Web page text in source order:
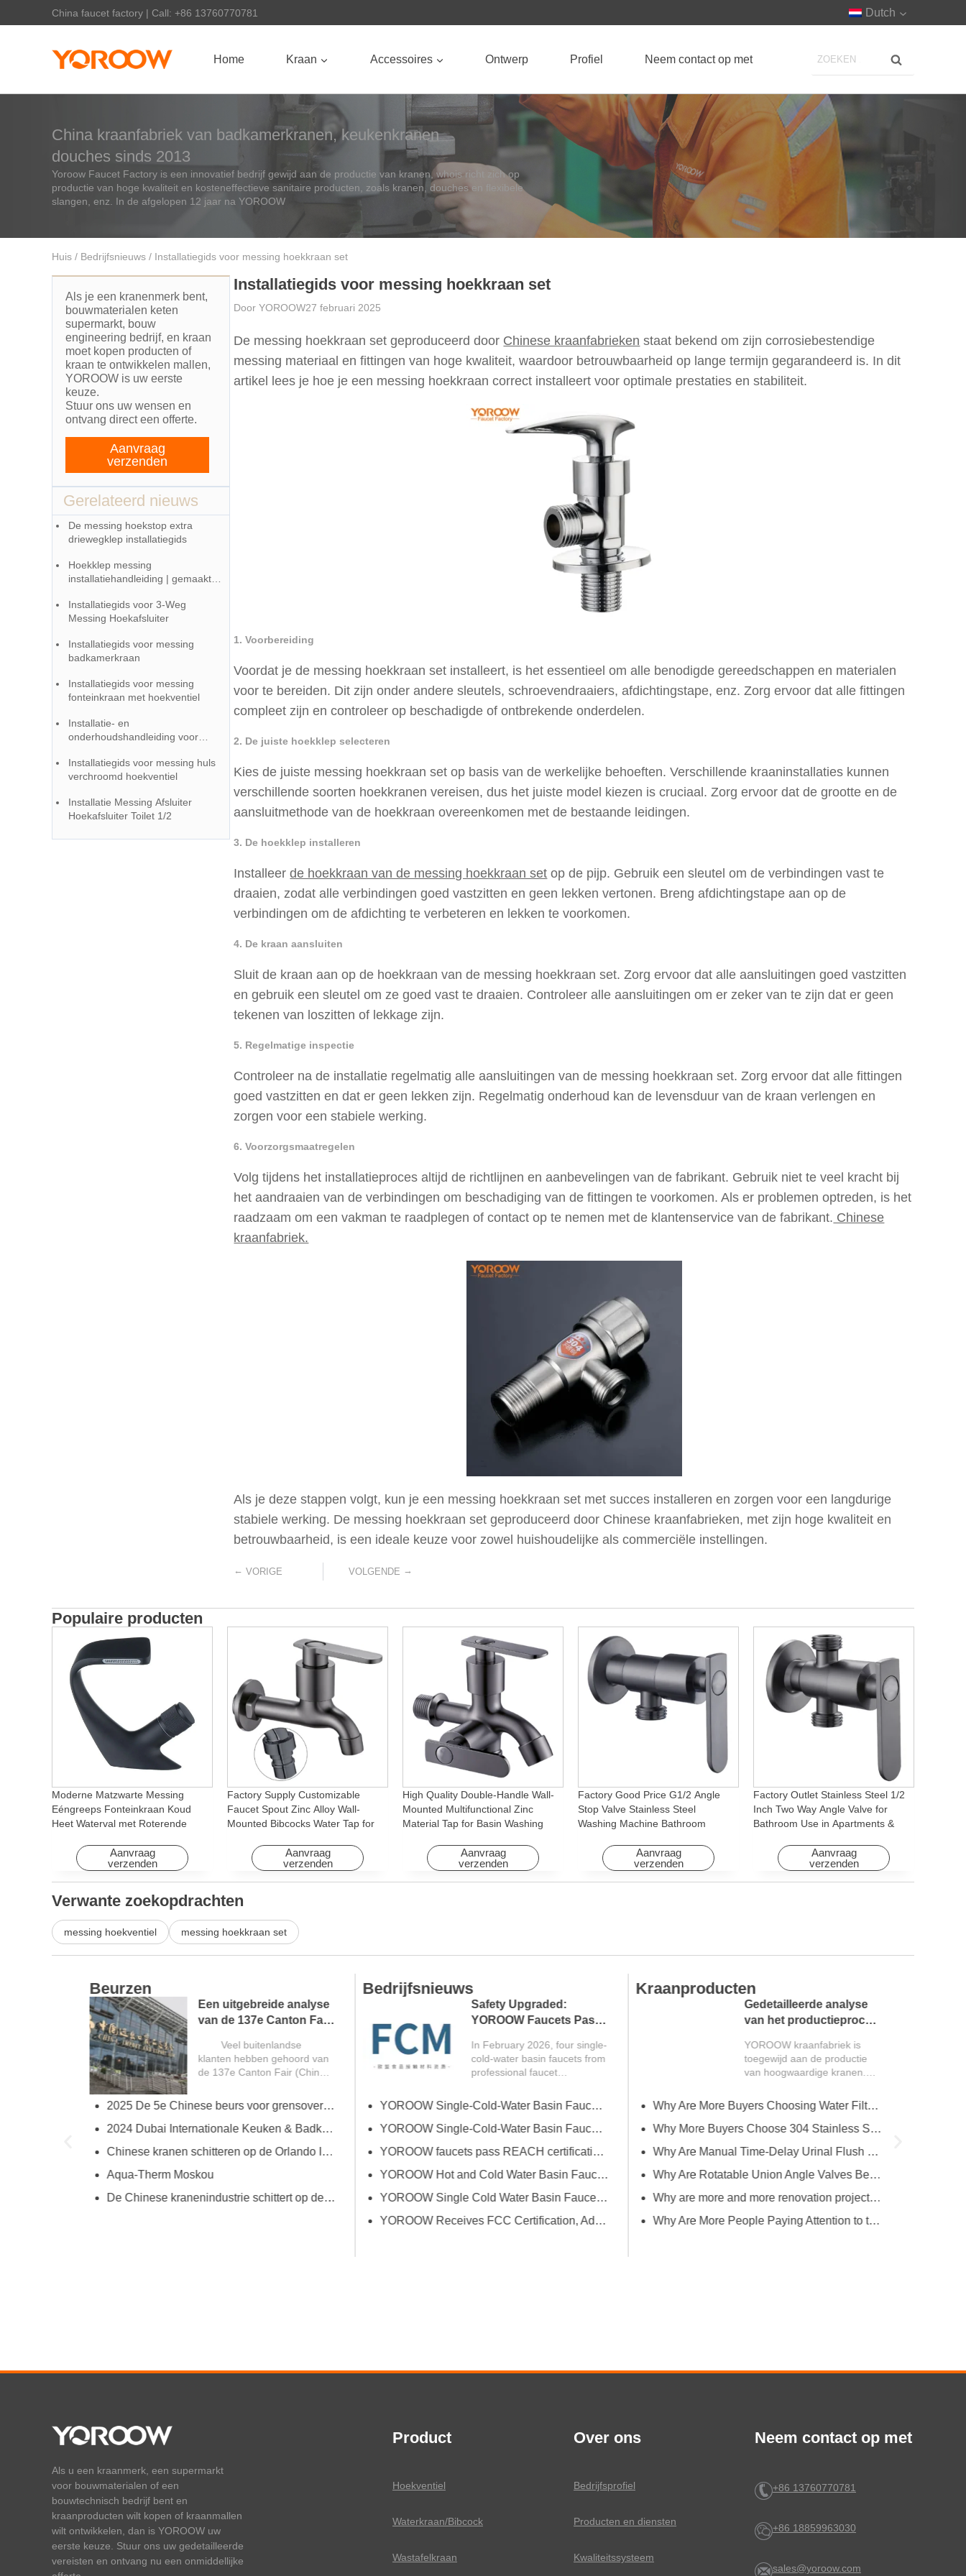
China faucet factory | Call: +86 13760770781 Dutch
Home Kraan Accessoires Ontwerp Profiel Neem contact op met
China kraanfabriek van badkamerkranen, keukenkranen
douches sinds 2013
Yoroow Faucet Factory is een innovatief bedrijf gewijd aan de productie van kranen, whois richt zich op
productie van hoge kwaliteit en kosteneffectieve sanitaire producten, zoals kranen, douches en flexibele
slangen, enz. In de afgelopen 12 jaar na YOROOW
Huis / Bedrijfsnieuws / Installatiegids voor messing hoekkraan set
Als je een kranenmerk bent,
bouwmaterialen keten
supermarkt, bouw
engineering bedrijf, en kraan
moet kopen producten of
kraan te ontwikkelen mallen,
YOROOW is uw eerste
keuze.
Stuur ons uw wensen en
ontvang direct een offerte.
Aanvraag
verzenden
Gerelateerd nieuws
De messing hoekstop extra
driewegklep installatiegids
Hoekklep messing
installatiehandleiding | gemaakt
Installatiegids voor 3-Weg
Messing Hoekafsluiter
Installatiegids voor messing
badkamerkraan
Installatiegids voor messing
fonteinkraan met hoekventiel
Installatie- en
onderhoudshandleiding voor
Installatiegids voor messing huls
verchroomd hoekventiel
Installatie Messing Afsluiter
Hoekafsluiter Toilet 1/2
Installatiegids voor messing hoekkraan set
Door YOROOW27 februari 2025
De messing hoekkraan set geproduceerd door Chinese kraanfabrieken staat bekend om zijn corrosiebestendige
messing materiaal en fittingen van hoge kwaliteit, waardoor betrouwbaarheid op lange termijn gegarandeerd is. In dit
artikel lees je hoe je een messing hoekkraan correct installeert voor optimale prestaties en stabiliteit.
1. Voorbereiding
Voordat je de messing hoekkraan set installeert, is het essentieel om alle benodigde gereedschappen en materialen
voor te bereiden. Dit zijn onder andere sleutels, schroevendraaiers, afdichtingstape, enz. Zorg ervoor dat alle fittingen
compleet zijn en controleer op beschadigde of ontbrekende onderdelen.
2. De juiste hoekklep selecteren
Kies de juiste messing hoekkraan set op basis van de werkelijke behoeften. Verschillende kraaninstallaties kunnen
verschillende soorten hoekkranen vereisen, dus het juiste model kiezen is cruciaal. Zorg ervoor dat de grootte en de
aansluitmethode van de hoekkraan overeenkomen met de bestaande leidingen.
3. De hoekklep installeren
Installeerde hoekkraan van de messing hoekkraan set op de pijp. Gebruik een sleutel om de verbindingen vast te
draaien, zodat alle verbindingen goed vastzitten en geen lekken vertonen. Breng afdichtingstape aan op de
verbindingen om de afdichting te verbeteren en lekken te voorkomen.
4. De kraan aansluiten
Sluit de kraan aan op de hoekkraan van de messing hoekkraan set. Zorg ervoor dat alle aansluitingen goed vastzitten
en gebruik een sleutel om ze goed vast te draaien. Controleer alle aansluitingen om er zeker van te zijn dat er geen
tekenen van loszitten of lekkage zijn.
5. Regelmatige inspectie
Controleer na de installatie regelmatig alle aansluitingen van de messing hoekkraan set. Zorg ervoor dat alle fittingen
goed vastzitten en dat er geen lekken zijn. Regelmatig onderhoud kan de levensduur van de kraan verlengen en
zorgen voor een stabiele werking.
6. Voorzorgsmaatregelen
Volg tijdens het installatieproces altijd de richtlijnen en aanbevelingen van de fabrikant. Gebruik niet te veel kracht bij
het aandraaien van de verbindingen om beschadiging van de fittingen te voorkomen. Als er problemen optreden, is het
raadzaam om een vakman te raadplegen of contact op te nemen met de klantenservice van de fabrikant. Chinese
kraanfabriek.
Als je deze stappen volgt, kun je een messing hoekkraan set met succes installeren en zorgen voor een langdurige
stabiele werking. De messing hoekkraan set geproduceerd door Chinese kraanfabrieken, met zijn hoge kwaliteit en
betrouwbaarheid, is een ideale keuze voor zowel huishoudelijke als commerciële instellingen.
← VORIGE VOLGENDE →
Populaire producten
Moderne Matzwarte Messing
Eéngreeps Fonteinkraan Koud
Heet Waterval met Roterende
Appartement Aanvraag
verzenden
Factory Supply Customizable
Faucet Spout Zinc Alloy Wall-
Mounted Bibcocks Water Tap for
Aanvraag
verzenden
High Quality Double-Handle Wall-
Mounted Multifunctional Zinc
Material Tap for Basin Washing
Aanvraag
verzenden
Factory Good Price G1/2 Angle
Stop Valve Stainless Steel
Washing Machine Bathroom
Hotels
Aanvraag
verzenden
Factory Outlet Stainless Steel 1/2
Inch Two Way Angle Valve for
Bathroom Use in Apartments &
Aanvraag
verzenden
Verwante zoekopdrachten
messing hoekventiel messing hoekkraan set
Beurzen
Een uitgebreide analyse
van de 137e Canton Fair
buitenlandse kopers
Veel buitenlandse
klanten hebben gehoord van
de 137e Canton Fair (China
2025 De 5e Chinese beurs voor grensoverschrijdende e-commerce (lente)
2024 Dubai Internationale Keuken & Badkamer Tentoonstelling
Chinese kranen schitteren op de Orlando International Kitchen & Bath Industrial Supplies Expo
Aqua-Therm Moskou
De Chinese kranenindustrie schittert op de Canton Fair met innovatie en kwaliteit
Bedrijfsnieuws
Safety Upgraded:
YOROOW Faucets Pass
In February 2026, four single-
cold-water basin faucets from
professional faucet
successfully passed FCM
(Food Contact Materials)...
YOROOW Single-Cold-Water Basin Faucets Pass RSL Restricted Substances List Screening
YOROOW Single-Cold-Water Basin Faucets Pass COA Testing, Further Enhancing International Compliance System
YOROOW faucets pass REACH certification, ensuring environmental friendliness and safety.
YOROOW Hot and Cold Water Basin Faucets Pass FDA Food Contact Material Compliance Test
YOROOW Single Cold Water Basin Faucets Successfully Pass GPSR Certification
YOROOW Receives FCC Certification, Adding Authoritative Guarantee to its Deepening Reach in the South American Market
Kraanproducten
Gedetailleerde analyse
van het productieproces
YOROOW kraanfabriek is
toegewijd aan de productie
van hoogwaardige kranen.
omvat meerdere...
Why Are More Buyers Choosing Water Filter Faucets for Modern Kitchens?
Why More Buyers Choose 304 Stainless Steel Kitchen Faucets from China Manufacturers
Why Are Manual Time-Delay Urinal Flush Valves Still Preferred in Public Restrooms?
Why Are Rotatable Union Angle Valves Better for Hotels and Apartment Projects?
Why are more and more renovation projects upgrading to longer 304 stainless steel outdoor faucets?
Why Are More People Paying Attention to the Material and Hygiene of Beverage Barrel Faucets?
Als u een kraanmerk, een supermarkt
voor bouwmaterialen of een
bouwtechnisch bedrijf bent en
kraanproducten wilt kopen of kraanmallen
wilt ontwikkelen, dan is YOROOW uw
eerste keuze. Stuur ons uw gedetailleerde
vereisten en ontvang nu een onmiddellijke
Product
Hoekventiel
Waterkraan/Bibcock
Wastafelkraan
Over ons
Bedrijfsprofiel
Producten en diensten
Kwaliteitssysteem
Neem contact op met
+86 13760770781
+86 18859963030
sales@yoroow.com